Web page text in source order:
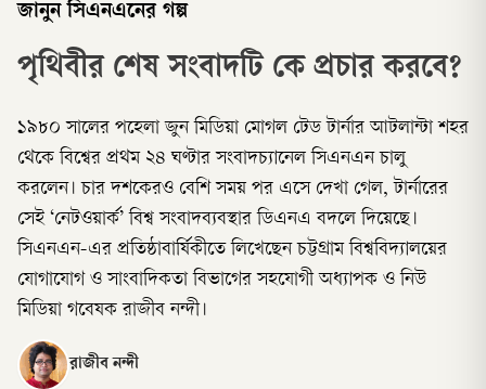
জানুন সিএনএনের গল্প
পৃথিবীর শেষ সংবাদটি কে প্রচার করবে?
১৯৮০ সালের পহেলা জুন মিডিয়া মোগল টেড টার্নার আটলান্টা শহর
থেকে বিশ্বের প্রথম ২৪ ঘণ্টার সংবাদচ্যানেল সিএনএন চালু
করলেন। চার দশকেরও বেশি সময় পর এসে দেখা গেল, টার্নারের
সেই ‘নেটওয়ার্ক’ বিশ্ব সংবাদব্যবস্থার ডিএনএ বদলে দিয়েছে।
সিএনএন-এর প্রতিষ্ঠাবার্ষিকীতে লিখেছেন চট্টগ্রাম বিশ্ববিদ্যালয়ের
যোগাযোগ ও সাংবাদিকতা বিভাগের সহযোগী অধ্যাপক ও নিউ
মিডিয়া গবেষক রাজীব নন্দী।
রাজীব নন্দী